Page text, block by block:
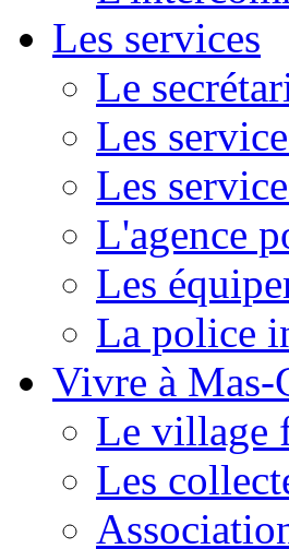
Les services
Le
Les
Les
L'agence
Les
La police
Vivre à Mas-
Le village
Les